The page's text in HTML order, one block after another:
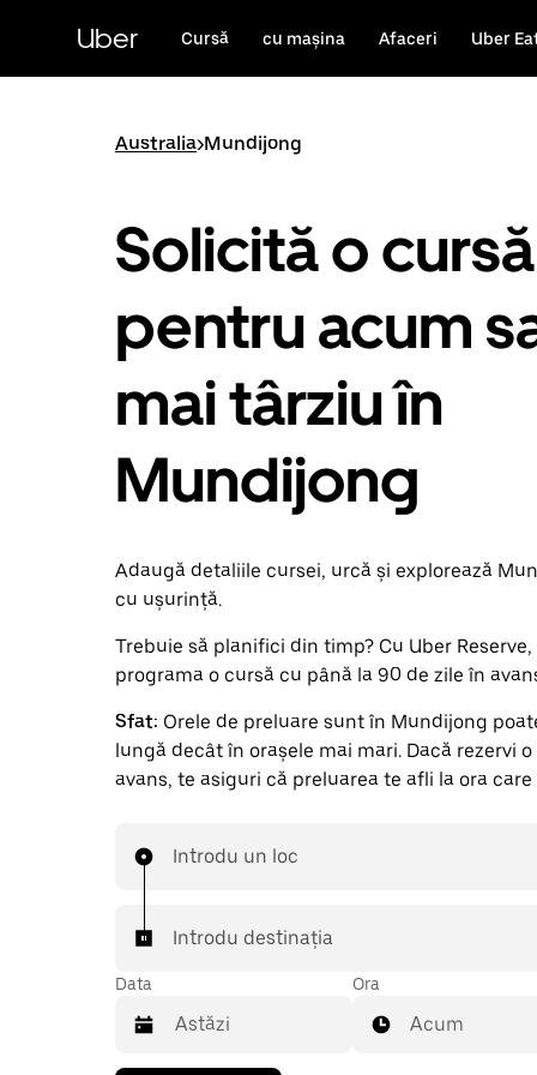
conținutul
principal
Uber Cursă cu mașina Afaceri Uber
Australia>Mundijong
Solicită o cursă
pentru acum
mai târziu în
Mundijong
Adaugă detaliile cursei, urcă și explorează
cu ușurință.
Trebuie să planifici din timp? Cu Uber
programa o cursă cu până la 90 de zile în
Sfat: Orele de preluare sunt în Mundijong
lungă decât în orașele mai mari. Dacă rezervi
avans, te asiguri că preluarea te afli la ora
Introdu un loc
Introdu destinația
Data Ora
Acum